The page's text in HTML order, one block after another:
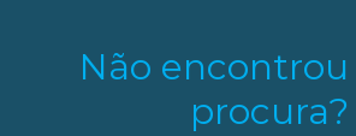
Não
procura?